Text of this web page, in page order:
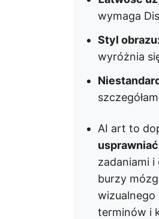
wymaga
Styl obrazu:
wyróżnia
AI art to
zadaniami
burzy
wizualnego
terminów i